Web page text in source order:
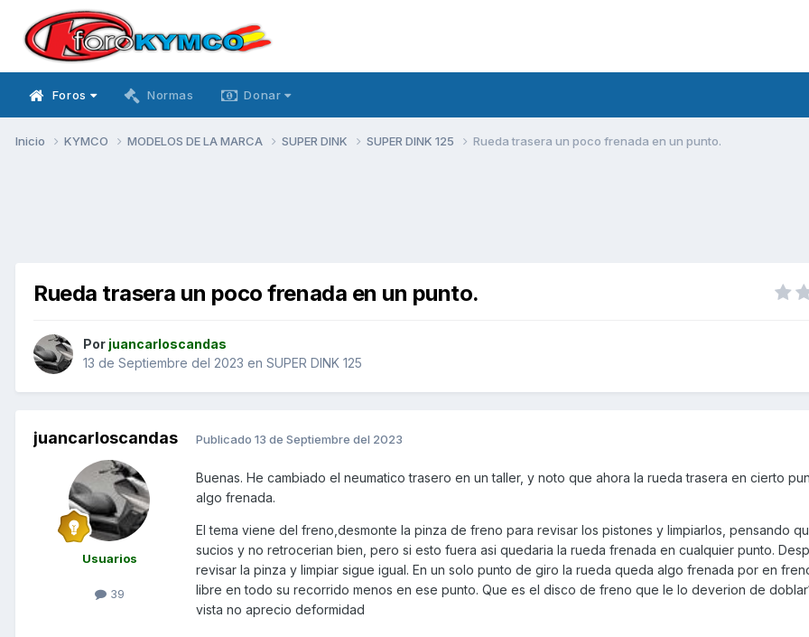
Foros Normas Donar
Inicio KYMCO MODELOS DE LA MARCA SUPER DINK SUPER DINK 125 Rueda trasera un poco frenada en un punto.
Rueda trasera un poco frenada en un punto.
Por juancarloscandas
13 de Septiembre del 2023 en SUPER DINK 125
juancarloscandas
Usuarios
39
Publicado 13 de Septiembre del 2023
Buenas. He cambiado el neumatico trasero en un taller, y noto que ahora la rueda trasera en cierto
algo frenada.
El tema viene del freno,desmonte la pinza de freno para revisar los pistones y limpiarlos, pensando
sucios y no retrocerian bien, pero si esto fuera asi quedaria la rueda frenada en cualquier punto.
revisar la pinza y limpiar sigue igual. En un solo punto de giro la rueda queda algo frenada por en
libre en todo su recorrido menos en ese punto. Que es el disco de freno que le lo deverion de
vista no aprecio deformidad